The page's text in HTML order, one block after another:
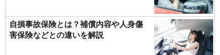
自損事故保険とは？補償内容や人身傷
害保険などとの違いを解説